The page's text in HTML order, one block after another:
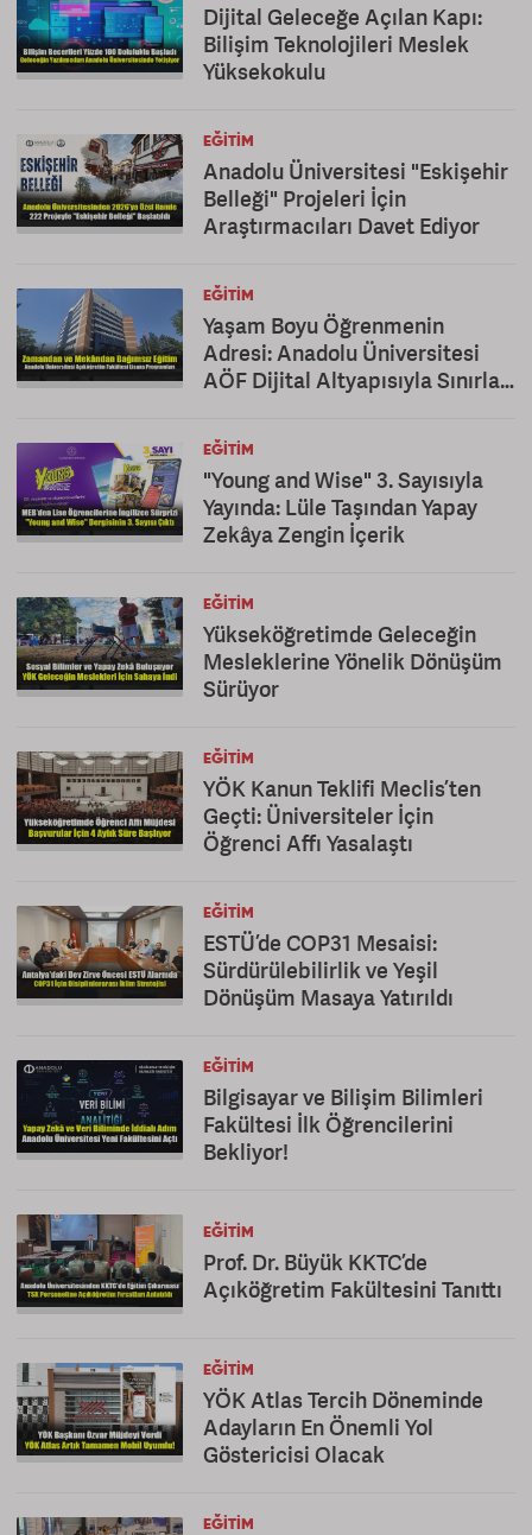
Dijital Geleceğe Açılan Kapı:
Bilişim Teknolojileri Meslek
Yüksekokulu
EĞITIM
Anadolu Üniversitesi "Eskişehir
Belleği" Projeleri İçin
Araştırmacıları Davet Ediyor
EĞITIM
Yaşam Boyu Öğrenmenin
Adresi: Anadolu Üniversitesi
AÖF Dijital Altyapısıyla Sınırları
EĞITIM
"Young and Wise" 3. Sayısıyla
Yayında: Lüle Taşından Yapay
Zekâya Zengin İçerik
EĞITIM
Yükseköğretimde Geleceğin
Mesleklerine Yönelik Dönüşüm
Sürüyor
EĞITIM
YÖK Kanun Teklifi Meclis’ten
Geçti: Üniversiteler İçin
Öğrenci Affı Yasalaştı
EĞITIM
ESTÜ’de COP31 Mesaisi:
Sürdürülebilirlik ve Yeşil
Dönüşüm Masaya Yatırıldı
EĞITIM
Bilgisayar ve Bilişim Bilimleri
Fakültesi İlk Öğrencilerini
Bekliyor!
EĞITIM
Prof. Dr. Büyük KKTC’de
Açıköğretim Fakültesini Tanıttı
EĞITIM
YÖK Atlas Tercih Döneminde
Adayların En Önemli Yol
Göstericisi Olacak
EĞITIM